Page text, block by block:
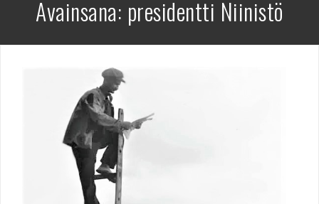
Avainsana: presidentti Niinistö